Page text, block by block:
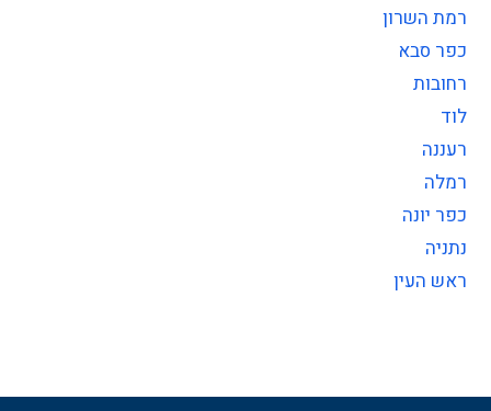
רמת השרון
כפר סבא
רחובות
לוד
רעננה
רמלה
כפר יונה
נתניה
ראש העין